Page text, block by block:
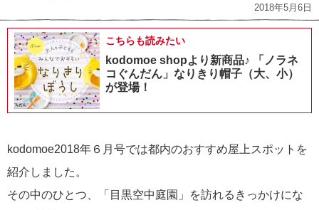
2018年5月6日
こちらも読みたい
kodomoe shopより新商品♪ 「ノラネ
コぐんだん」なりきり帽子（大、小）
が登場！
kodomoe2018年６月号では都内のおすすめ屋上スポットを
紹介しました。
その中のひとつ、「目黒空中庭園」を訪れるきっかけにな